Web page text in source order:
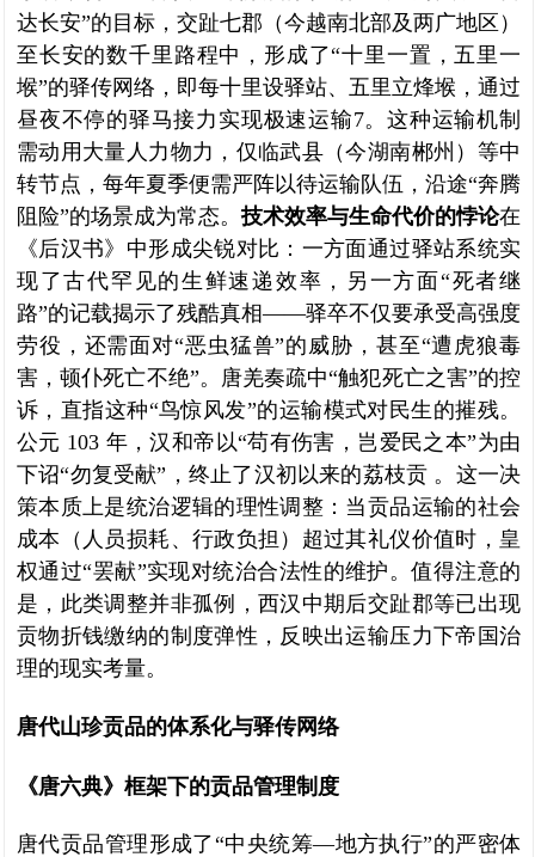
达长安”的目标，交趾七郡（今越南北部及两广地区）
至长安的数千里路程中，形成了“十里一置，五里一
堠”的驿传网络，即每十里设驿站、五里立烽堠，通过
昼夜不停的驿马接力实现极速运输7。这种运输机制
需动用大量人力物力，仅临武县（今湖南郴州）等中
转节点，每年夏季便需严阵以待运输队伍，沿途“奔腾
阻险”的场景成为常态。技术效率与生命代价的悖论在
《后汉书》中形成尖锐对比：一方面通过驿站系统实
现了古代罕见的生鲜速递效率，另一方面“死者继
路”的记载揭示了残酷真相——驿卒不仅要承受高强度
劳役，还需面对“恶虫猛兽”的威胁，甚至“遭虎狼毒
害，顿仆死亡不绝”。唐羌奏疏中“触犯死亡之害”的控
诉，直指这种“鸟惊风发”的运输模式对民生的摧残。
公元 103 年，汉和帝以“苟有伤害，岂爱民之本”为由
下诏“勿复受献”，终止了汉初以来的荔枝贡 。这一决
策本质上是统治逻辑的理性调整：当贡品运输的社会
成本（人员损耗、行政负担）超过其礼仪价值时，皇
权通过“罢献”实现对统治合法性的维护。值得注意的
是，此类调整并非孤例，西汉中期后交趾郡等已出现
贡物折钱缴纳的制度弹性，反映出运输压力下帝国治
理的现实考量。
唐代山珍贡品的体系化与驿传网络
《唐六典》框架下的贡品管理制度
唐代贡品管理形成了“中央统筹—地方执行”的严密体